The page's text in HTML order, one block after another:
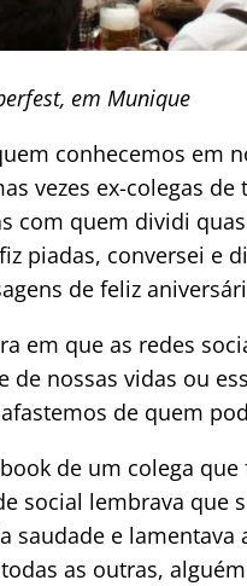
em Munique
conhecemos em
vezes ex-colegas
com quem dividi
piadas, conversei e
de feliz
em que as redes
nossas vidas ou
de quem
de um colega
social lembrava que
saudade e lamentava
as outras,